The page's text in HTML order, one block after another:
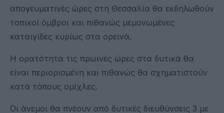
απογευματινές ώρες στη Θεσσαλία θα εκδηλωθούν
τοπικοί όμβροι και πιθανώς μεμονωμένες
καταιγίδες κυρίως στα ορεινά.
Η ορατότητα τις πρωινές ώρες στα δυτικά θα
είναι περιορισμένη και πιθανώς θα σχηματιστούν
κατά τόπους ομίχλες.
Οι άνεμοι θα πνέουν από δυτικές διευθύνσεις 3 με